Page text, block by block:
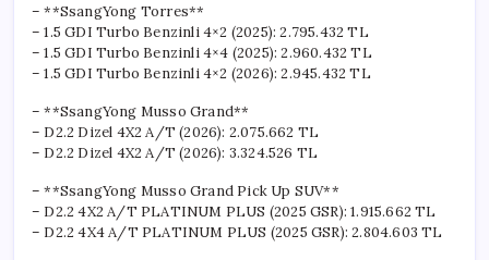
– **SsangYong Torres**
– 1.5 GDI Turbo Benzinli 4×2 (2025): 2.795.432 TL
– 1.5 GDI Turbo Benzinli 4×4 (2025): 2.960.432 TL
– 1.5 GDI Turbo Benzinli 4×2 (2026): 2.945.432 TL
– **SsangYong Musso Grand**
– D2.2 Dizel 4X2 A/T (2026): 2.075.662 TL
– D2.2 Dizel 4X2 A/T (2026): 3.324.526 TL
– **SsangYong Musso Grand Pick Up SUV**
– D2.2 4X2 A/T PLATINUM PLUS (2025 GSR): 1.915.662 TL
– D2.2 4X4 A/T PLATINUM PLUS (2025 GSR): 2.804.603 TL